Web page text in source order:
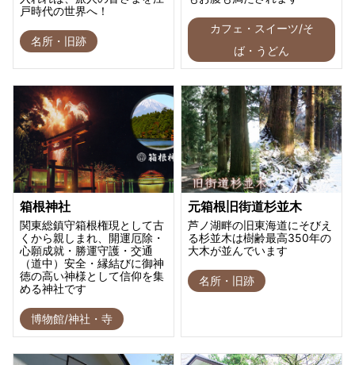
戸時代の世界へ！
名所・旧跡
カフェ・スイーツ/そ
ば・うどん
箱根神社
関東総鎮守箱根権現として古
くから親しまれ、開運厄除・
心願成就・勝運守護・交通
（道中）安全・縁結びに御神
徳の高い神様として信仰を集
める神社です
博物館/神社・寺
元箱根旧街道杉並木
芦ノ湖畔の旧東海道にそびえ
る杉並木は樹齢最高350年の
大木が並んでいます
名所・旧跡